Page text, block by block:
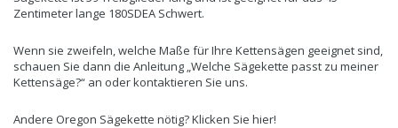
Zentimeter lange 180SDEA Schwert.
Wenn sie zweifeln, welche Maße für Ihre Kettensägen geeignet sind,
schauen Sie dann die Anleitung „Welche Sägekette passt zu meiner
Kettensäge?“ an oder kontaktieren Sie uns.
Andere Oregon Sägekette nötig? Klicken Sie hier!